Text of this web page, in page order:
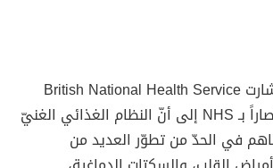
فقد أشارت British National Health Service
التي تُعرَف اختصاراً بـ NHS إلى أنّ النظام الغذائي الغنيّ
في الحدّ من تطوّر العديد من